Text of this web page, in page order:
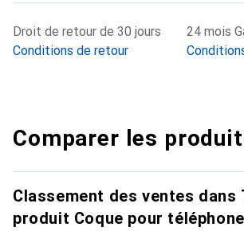
Droit de retour de 30 jours
Conditions de retour
24 mois
Comparer les
Classement des ventes dans
produit Coque pour